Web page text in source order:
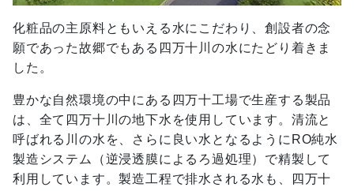
化粧品の主原料ともいえる水にこだわり、創設者の念
願であった故郷でもある四万十川の水にたどり着きま
した。
豊かな自然環境の中にある四万十工場で生産する製品
は、全て四万十川の地下水を使用しています。清流と
呼ばれる川の水を、さらに良い水となるようにRO純水
製造システム（逆浸透膜によるろ過処理）で精製して
利用しています。製造工程で排水される水も、四万十